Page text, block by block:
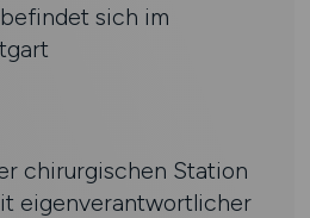
sich im
chirurgischen Station
eigenverantwortlicher